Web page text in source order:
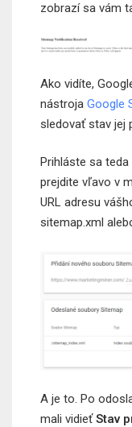
zobrazí sa vám
Ako vidíte,
nástroja Google
sledovať stav jej
Prihláste sa
prejdite vľavo v
URL adresu
sitemap.xml
A je to. Po
mali vidieťStav